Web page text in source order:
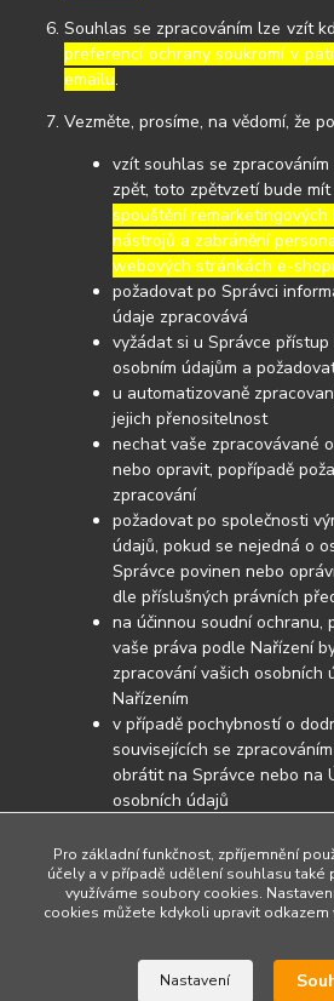
Souhlas se zpracováním lze vzít
preferencí ochrany soukromí v
emailu.
Vezměte, prosíme, na vědomí, že
vzít souhlas se
zpět, toto zpětvzetí bude
spouštění remarketingových
nástrojů a zabránění
webových stránkách e-
požadovat po Správci
údaje zpracovává
vyžádat si u Správce
osobním údajům a
u automatizovaně
jejich přenositelnost
nechat vaše zpracovávané
nebo opravit, popřípadě
zpracování
požadovat po společnosti
údajů, pokud se nejedná o
Správce povinen nebo
dle příslušných právních
na účinnou soudní ochranu,
vaše práva podle Nařízení
zpracování vašich osobních
Nařízením
v případě pochybností o
souvisejících se
obrátit na Správce nebo na
osobních údajů
Upravit sběr
Pro základní funkčnost, zpříjemnění
účely a v případě udělení souhlasu také
využíváme soubory cookies.
cookies můžete kdykoli upravit
Nastavení